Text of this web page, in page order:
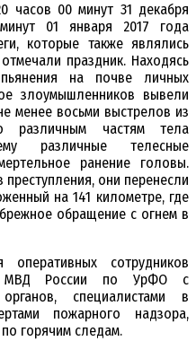
часов 00 минут 31 декабря
01 января 2017 года
которые также являлись
праздник. Находясь
на почве личных
злоумышленников вывели
менее восьми выстрелов из
различным частям тела
различные телесные
ранение головы.
они перенесли
на 141 километре, где
обращение с огнем в
оперативных сотрудников
МВД России по УрФО с
специалистами в
пожарного надзора,
горячим следам.